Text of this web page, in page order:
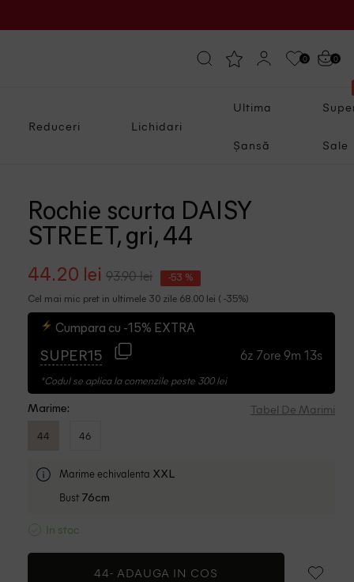
0 0
Reduceri Lichidari
Ultima
Șansă Sale
Rochie scurta DAISY
STREET, gri, 44
44.20 lei 93.90 lei -53 %
Cel mai mic pret in ultimele 30 zile 68.00 lei ( -35%)
Cumpara cu -15% EXTRA
SUPER15 6z 7ore 9m 12s
*Codul se aplica la comenzile peste 300 lei
Marime: Tabel De Marimi
44 46
Marime echivalenta XXL
Bust 76cm
In stoc
44- ADAUGA IN COS